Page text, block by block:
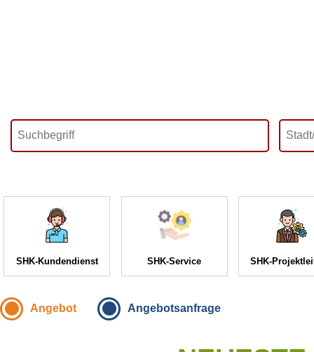
SHK-Kundendienst SHK-Service SHK-
Angebot Angebotsanfrage